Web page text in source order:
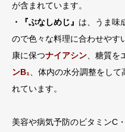
が含まれています。
・『ぶなしめじ』 は、うま味
ので色々な料理に合わせやす
康に保つナイアシン 、糖質
ンB₁ 、体内の水分調整をし
れています。
美容や病気予防のビタミンC